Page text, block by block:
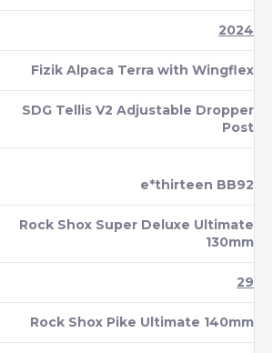
2024
Fizik Alpaca Terra with Wingflex
SDG Tellis V2 Adjustable Dropper
Post
e*thirteen BB92
Rock Shox Super Deluxe Ultimate
130mm
29
Rock Shox Pike Ultimate 140mm